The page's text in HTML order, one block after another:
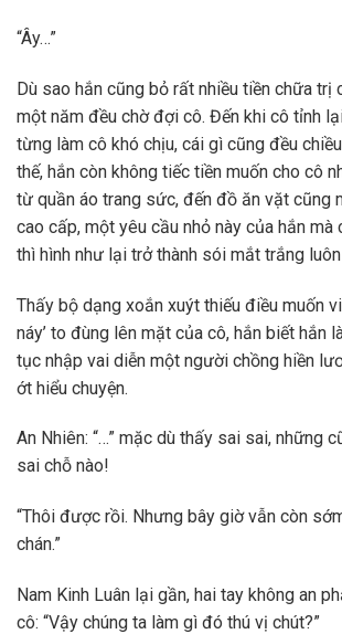
“Ây…”
Dù sao hắn cũng bỏ rất nhiều tiền chữa trị
một năm đều chờ đợi cô. Đến khi cô tỉnh
từng làm cô khó chịu, cái gì cũng đều
thế, hắn còn không tiếc tiền muốn cho cô
từ quần áo trang sức, đến đồ ăn vặt cũng
cao cấp, một yêu cầu nhỏ này của hắn
thì hình như lại trở thành sói mắt trắng
Thấy bộ dạng xoắn xuýt thiếu điều muốn
náy’ to đùng lên mặt của cô, hắn biết hắn
tục nhập vai diễn một người chồng hiền
ớt hiểu chuyện.
An Nhiên: “…” mặc dù thấy sai sai, những
sai chỗ nào!
“Thôi được rồi. Nhưng bây giờ vẫn còn
chán.”
Nam Kinh Luân lại gần, hai tay không an
cô: “Vậy chúng ta làm gì đó thú vị chút?”